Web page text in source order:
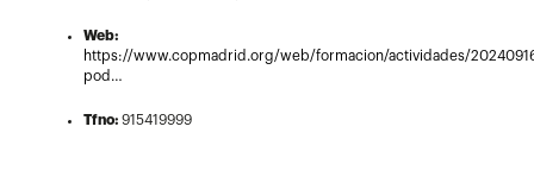
Web:
https://www.copmadrid.org/web/formacion/actividades/
pod…
Tfno: 915419999